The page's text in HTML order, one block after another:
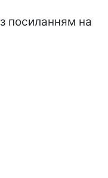
з посиланням на